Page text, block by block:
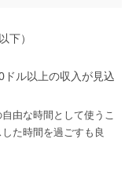
下）
ル以上の収入が見込
由な時間として使うこ
た時間を過ごすも良